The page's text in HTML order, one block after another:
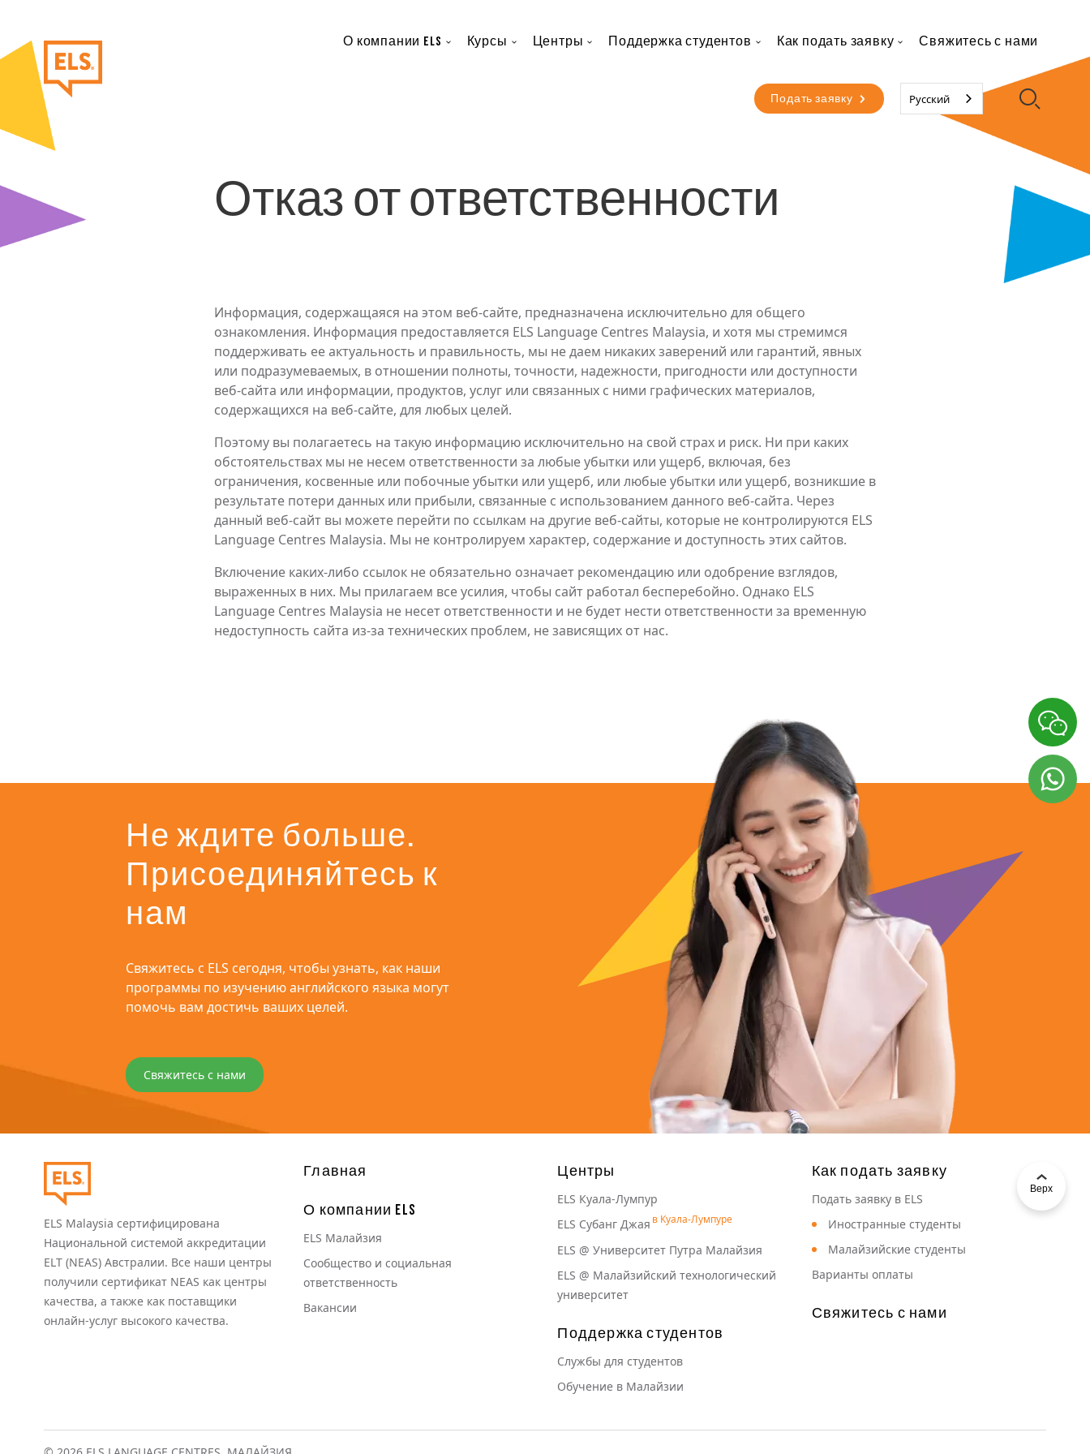
О компании ELS Курсы Центры Поддержка студентов Как подать заявку Свяжитесь с нами
Второе меню
Подать заявку Русский
Отказ от ответственности
Информация, содержащаяся на этом веб-сайте, предназначена исключительно для общего
ознакомления. Информация предоставляется ELS Language Centres Malaysia, и хотя мы стремимся
поддерживать ее актуальность и правильность, мы не даем никаких заверений или гарантий, явных
или подразумеваемых, в отношении полноты, точности, надежности, пригодности или доступности
веб-сайта или информации, продуктов, услуг или связанных с ними графических материалов,
содержащихся на веб-сайте, для любых целей.
Поэтому вы полагаетесь на такую информацию исключительно на свой страх и риск. Ни при каких
обстоятельствах мы не несем ответственности за любые убытки или ущерб, включая, без
ограничения, косвенные или побочные убытки или ущерб, или любые убытки или ущерб, возникшие в
результате потери данных или прибыли, связанные с использованием данного веб-сайта. Через
данный веб-сайт вы можете перейти по ссылкам на другие веб-сайты, которые не контролируются ELS
Language Centres Malaysia. Мы не контролируем характер, содержание и доступность этих сайтов.
Включение каких-либо ссылок не обязательно означает рекомендацию или одобрение взглядов,
выраженных в них. Мы прилагаем все усилия, чтобы сайт работал бесперебойно. Однако ELS
Language Centres Malaysia не несет ответственности и не будет нести ответственности за временную
недоступность сайта из-за технических проблем, не зависящих от нас.
Не ждите больше.
Присоединяйтесь к
нам
Свяжитесь с ELS сегодня, чтобы узнать, как наши
программы по изучению английского языка могут
помочь вам достичь ваших целей.
Свяжитесь с нами
ELS Malaysia сертифицирована
Национальной системой аккредитации
ELT (NEAS) Австралии. Все наши центры
получили сертификат NEAS как центры
качества, а также как поставщики
онлайн-услуг высокого качества.
Основная навигация
Главная
О компании ELS
ELS Малайзия
Сообщество и социальная
ответственность
Вакансии
Центры
ELS Куала-Лумпур
ELS Субанг Джая
ELS @ Университет Путра Малайзия
ELS @ Малайзийский технологический
университет
Поддержка студентов
Службы для студентов
Обучение в Малайзии
Как подать заявку
Подать заявку в ELS
Иностранные студенты
Малайзийские студенты
Варианты оплаты
Свяжитесь с нами
Верх